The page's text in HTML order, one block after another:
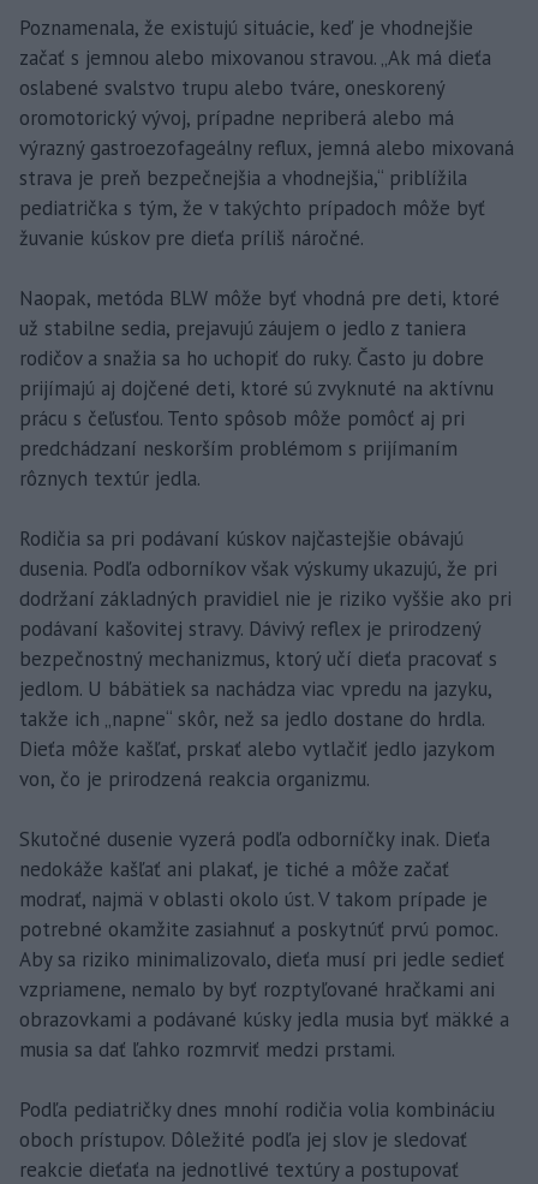
Poznamenala, že existujú situácie, keď je vhodnejšie
začať s jemnou alebo mixovanou stravou. „Ak má dieťa
oslabené svalstvo trupu alebo tváre, oneskorený
oromotorický vývoj, prípadne nepriberá alebo má
výrazný gastroezofageálny reflux, jemná alebo mixovaná
strava je preň bezpečnejšia a vhodnejšia,“ priblížila
pediatrička s tým, že v takýchto prípadoch môže byť
žuvanie kúskov pre dieťa príliš náročné.
Naopak, metóda BLW môže byť vhodná pre deti, ktoré
už stabilne sedia, prejavujú záujem o jedlo z taniera
rodičov a snažia sa ho uchopiť do ruky. Často ju dobre
prijímajú aj dojčené deti, ktoré sú zvyknuté na aktívnu
prácu s čeľusťou. Tento spôsob môže pomôcť aj pri
predchádzaní neskorším problémom s prijímaním
rôznych textúr jedla.
Rodičia sa pri podávaní kúskov najčastejšie obávajú
dusenia. Podľa odborníkov však výskumy ukazujú, že pri
dodržaní základných pravidiel nie je riziko vyššie ako pri
podávaní kašovitej stravy. Dávivý reflex je prirodzený
bezpečnostný mechanizmus, ktorý učí dieťa pracovať s
jedlom. U bábätiek sa nachádza viac vpredu na jazyku,
takže ich „napne“ skôr, než sa jedlo dostane do hrdla.
Dieťa môže kašľať, prskať alebo vytlačiť jedlo jazykom
von, čo je prirodzená reakcia organizmu.
Skutočné dusenie vyzerá podľa odborníčky inak. Dieťa
nedokáže kašľať ani plakať, je tiché a môže začať
modrať, najmä v oblasti okolo úst. V takom prípade je
potrebné okamžite zasiahnuť a poskytnúť prvú pomoc.
Aby sa riziko minimalizovalo, dieťa musí pri jedle sedieť
vzpriamene, nemalo by byť rozptyľované hračkami ani
obrazovkami a podávané kúsky jedla musia byť mäkké a
musia sa dať ľahko rozmrviť medzi prstami.
Podľa pediatričky dnes mnohí rodičia volia kombináciu
oboch prístupov. Dôležité podľa jej slov je sledovať
reakcie dieťaťa na jednotlivé textúry a postupovať